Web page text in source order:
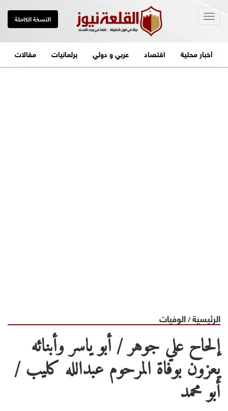
النسخة الكاملة
أخبار محلية اقتصاد عربي و دولي برلمانيات مقالات
الرئيسية/الوفيات
إلحاح علي جوهر / أبو ياسر وأبنائه
يعزون بوفاة المرحوم عبدالله كليب /
أبو محمد